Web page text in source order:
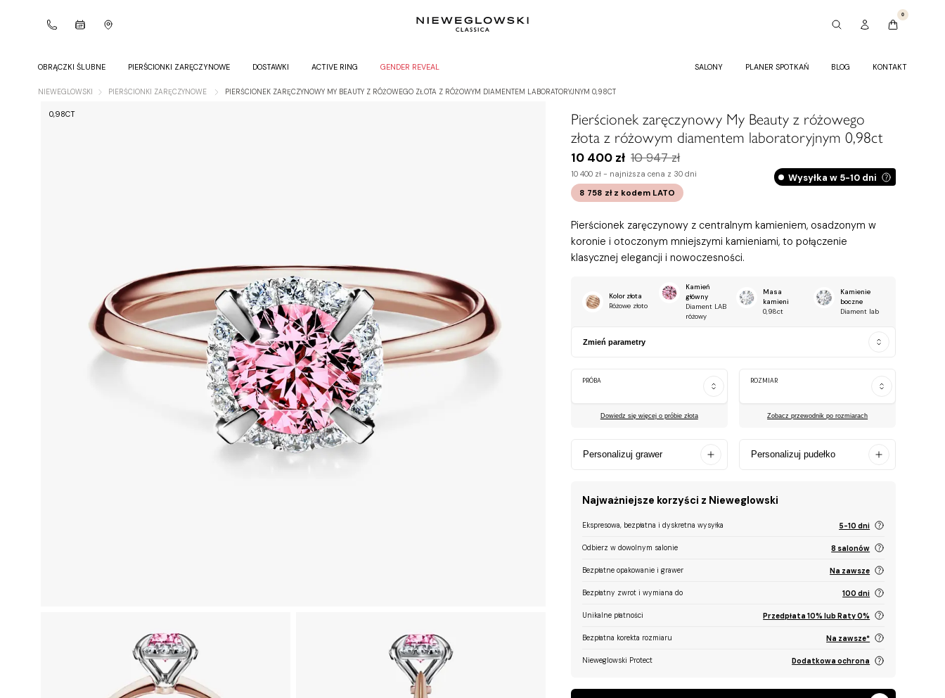
0
OBRĄCZKI ŚLUBNE PIERŚCIONKI ZARĘCZYNOWE DOSTAWKI ACTIVE RING GENDER REVEAL SALONY PLANER SPOTKAŃ BLOG KONTAKT
NIEWEGLOWSKI PIERŚCIONKI ZARĘCZYNOWE PIERŚCIONEK ZARĘCZYNOWY MY BEAUTY Z RÓŻOWEGO ZŁOTA Z RÓŻOWYM DIAMENTEM LABORATORYJNYM 0,98CT
0,98CT
Pierścionek zaręczynowy My Beauty z różowego
złota z różowym diamentem laboratoryjnym 0,98ct
10 400 zł 10 947 zł
10 400 zł - najniższa cena z 30 dni
8 758 zł z kodemLATO
Wysyłka w 5-10 dni
Pierścionek zaręczynowy z centralnym kamieniem, osadzonym w
koronie i otoczonym mniejszymi kamieniami, to połączenie
klasycznej elegancji i nowoczesności.
Kolor złota
Różowe złoto
Kamień
główny
Diament LAB
różowy
Masa
kamieni
0,98ct
Kamienie
boczne
Diament lab
Zmień parametry
PRÓBA
Dowiedz się więcej o próbie złota
ROZMIAR
Zobacz przewodnik po rozmiarach
Personalizuj grawer Personalizuj pudełko
Najważniejsze korzyści z Nieweglowski
Ekspresowa, bezpłatna i dyskretna wysyłka 5-10 dni
Odbierz w dowolnym salonie 8 salonów
Bezpłatne opakowanie i grawer Na zawsze
Bezpłatny zwrot i wymiana do 100 dni
Unikalne płatności Przedpłata 10% lub Raty 0%
Bezpłatna korekta rozmiaru Na zawsze*
Nieweglowski Protect Dodatkowa ochrona